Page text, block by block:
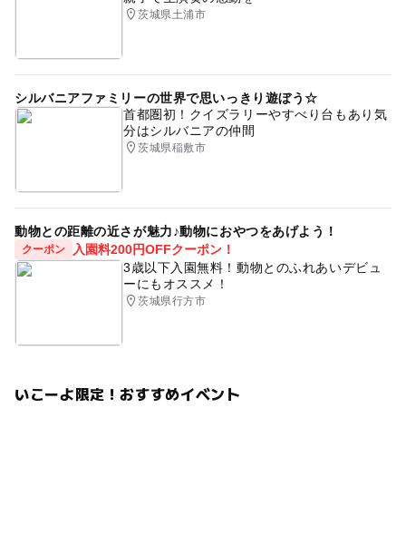
茨城県土浦市
シルバニアファミリーの世界で思いっきり遊ぼう☆
首都圏初！クイズラリーやすべり台もあり気
分はシルバニアの仲間
茨城県稲敷市
動物との距離の近さが魅力♪動物におやつをあげよう！
クーポン
入園料200円OFFクーポン！
3歳以下入園無料！動物とのふれあいデビュ
ーにもオススメ！
茨城県行方市
いこーよ限定！おすすめイベント